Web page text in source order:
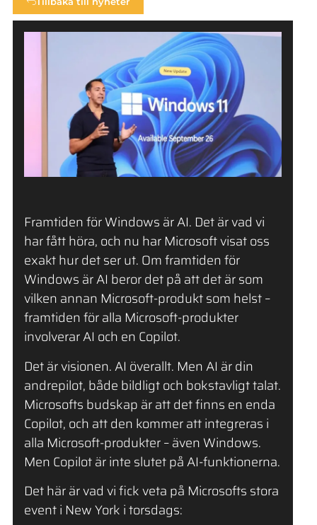
Framtiden för Windows är AI. Det är vad vi
har fått höra, och nu har Microsoft visat oss
exakt hur det ser ut. Om framtiden för
Windows är AI beror det på att det är som
vilken annan Microsoft-produkt som helst –
framtiden för alla Microsoft-produkter
involverar AI och en Copilot.
Det är visionen. AI överallt. Men AI är din
andrepilot, både bildligt och bokstavligt talat.
Microsofts budskap är att det finns en enda
Copilot, och att den kommer att integreras i
alla Microsoft-produkter – även Windows.
Men Copilot är inte slutet på AI-funktionerna.
Det här är vad vi fick veta på Microsofts stora
event i New York i torsdags: